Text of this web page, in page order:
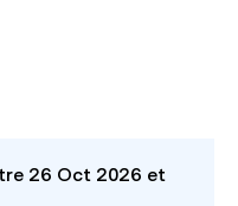
26 Oct 2026 et